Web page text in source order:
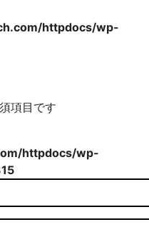
httpdocs/wp-
項目です
httpdocs/wp-